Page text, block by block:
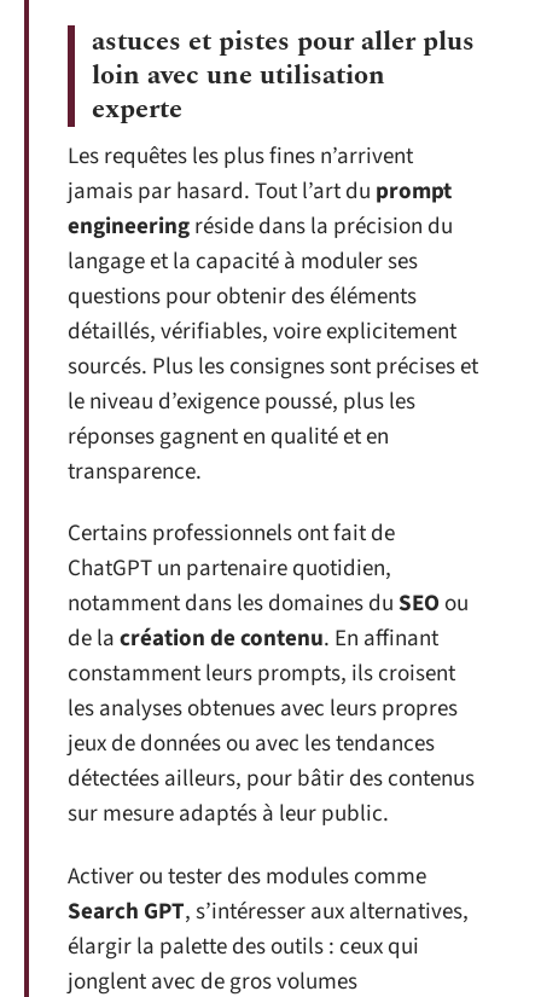
astuces et pistes pour aller plus
loin avec une utilisation
experte
Les requêtes les plus fines n’arrivent
jamais par hasard. Tout l’art du prompt
engineeringréside dans la précision du
langage et la capacité à moduler ses
questions pour obtenir des éléments
détaillés, vérifiables, voire explicitement
sourcés. Plus les consignes sont précises et
le niveau d’exigence poussé, plus les
réponses gagnent en qualité et en
transparence.
Certains professionnels ont fait de
ChatGPT un partenaire quotidien,
notamment dans les domaines duSEO ou
de lacréation de contenu. En affinant
constamment leurs prompts, ils croisent
les analyses obtenues avec leurs propres
jeux de données ou avec les tendances
détectées ailleurs, pour bâtir des contenus
sur mesure adaptés à leur public.
Activer ou tester des modules comme
Search GPT, s’intéresser aux alternatives,
élargir la palette des outils : ceux qui
jonglent avec de gros volumes